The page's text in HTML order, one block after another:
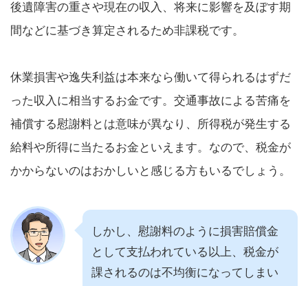
後遺障害の重さや現在の収入、将来に影響を及ぼす期
間などに基づき算定されるため非課税です。
休業損害や逸失利益は本来なら働いて得られるはずだ
った収入に相当するお金です。交通事故による苦痛を
補償する慰謝料とは意味が異なり、所得税が発生する
給料や所得に当たるお金といえます。なので、税金が
かからないのはおかしいと感じる方もいるでしょう。
しかし、慰謝料のように損害賠償金
として支払われている以上、税金が
課されるのは不均衡になってしまい